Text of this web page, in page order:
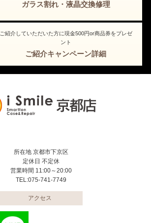
ガラス割れ・液晶交換修理
ご紹介していただいた方に現金500円or商品券をプレゼ
ント
ご紹介キャンペーン詳細
所在地 京都市下京区
定休日 不定休
営業時間 11:00～20:00
TEL:075-741-7749
アクセス